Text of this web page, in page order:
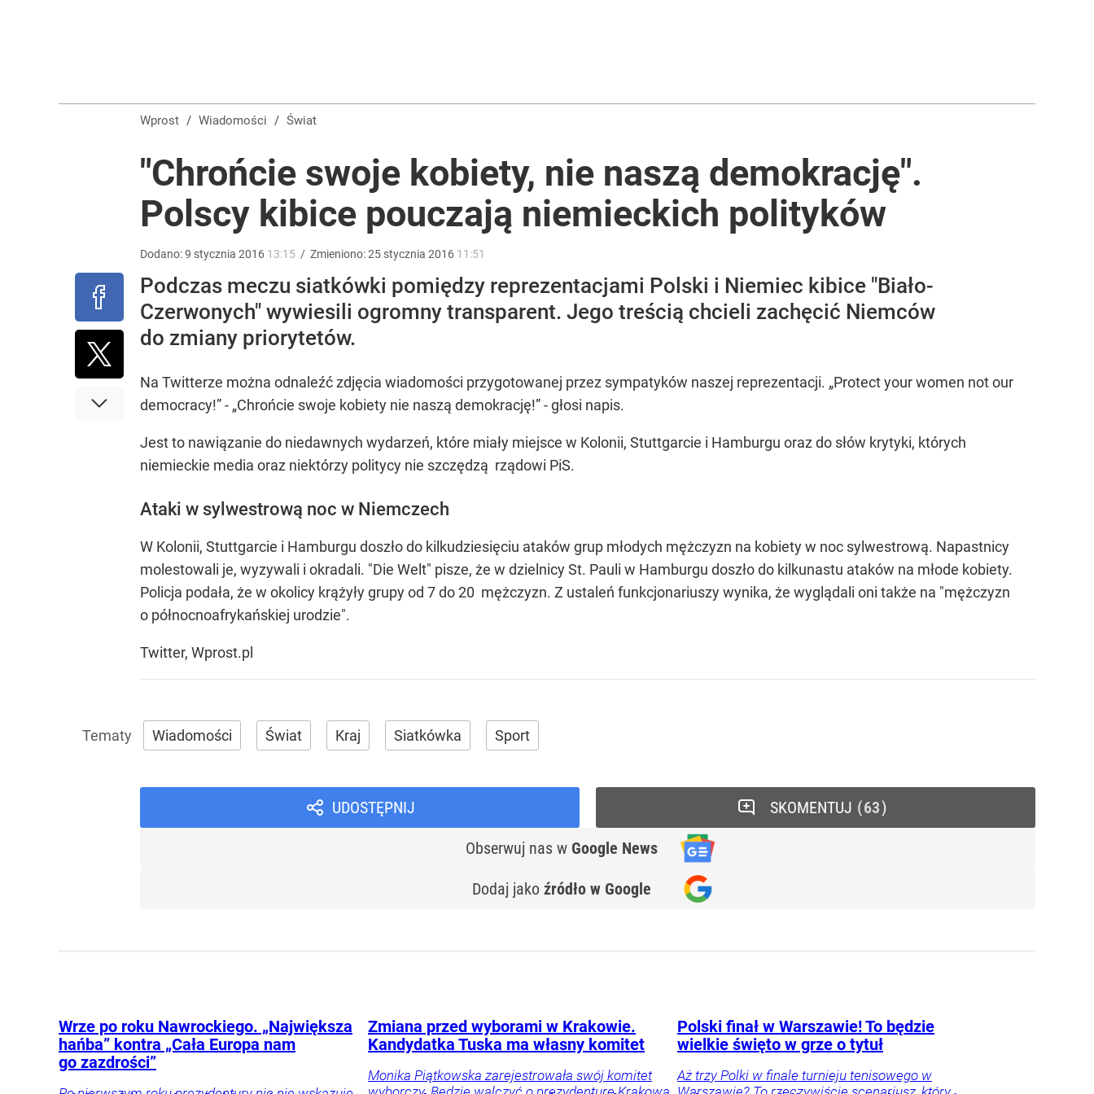
Dlaczego Andrzej Duda się nie udziela? Były minister ujawnił powód
Nawrocki ma szansę na drugą kadencję? Tak ocenili go Polacy. Sondaż dla „Wprost”
Wprost / Wiadomości / Świat
"Chrońcie swoje kobiety, nie naszą demokrację".
Polscy kibice pouczają niemieckich polityków
Dodano:9 stycznia 2016 13:15 / Zmieniono:25 stycznia 2016 11:51
Podczas meczu siatkówki pomiędzy reprezentacjami Polski i Niemiec kibice "Biało-
Czerwonych" wywiesili ogromny transparent. Jego treścią chcieli zachęcić Niemców
do zmiany priorytetów.
Na Twitterze można odnaleźć zdjęcia wiadomości przygotowanej przez sympatyków naszej reprezentacji. „Protect your women not our
democracy!” - „Chrońcie swoje kobiety nie naszą demokrację!” - głosi napis.
Jest to nawiązanie do niedawnych wydarzeń, które miały miejsce w Kolonii, Stuttgarcie i Hamburgu oraz do słów krytyki, których
niemieckie media oraz niektórzy politycy nie szczędzą rządowi PiS.
Ataki w sylwestrową noc w Niemczech
W Kolonii, Stuttgarcie i Hamburgu doszło do kilkudziesięciu ataków grup młodych mężczyzn na kobiety w noc sylwestrową. Napastnicy
molestowali je, wyzywali i okradali. "Die Welt" pisze, że w dzielnicy St. Pauli w Hamburgu doszło do kilkunastu ataków na młode kobiety.
Policja podała, że w okolicy krążyły grupy od 7 do 20 mężczyzn. Z ustaleń funkcjonariuszy wynika, że wyglądali oni także na "mężczyzn
o północnoafrykańskiej urodzie".
Twitter, Wprost.pl
Wiadomości Świat Kraj Siatkówka Sport
UDOSTĘPNIJ
Obserwuj nas w Google News
Dodaj jako źródło w Google
SKOMENTUJ 63
Wrze po roku Nawrockiego. „Największa
hańba” kontra „Cała Europa nam
go zazdrości”
Zmiana przed wyborami w Krakowie.
Kandydatka Tuska ma własny komitet
Monika Piątkowska zarejestrowała swój komitet
Polski finał w Warszawie! To będzie
wielkie święto w grze o tytuł
Aż trzy Polki w finale turnieju tenisowego w